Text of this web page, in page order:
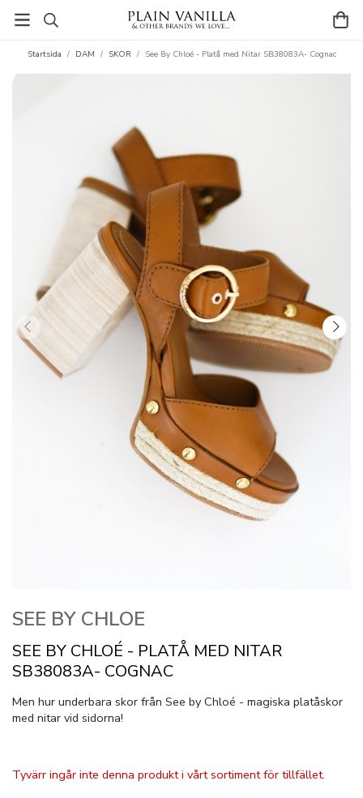
Startsida / DAM / SKOR / See By Chloé - Platå med Nitar SB38083A- Cognac
SEE BY CHLOE
SEE BY CHLOÉ - PLATÅ MED NITAR
SB38083A- COGNAC
Men hur underbara skor från See by Chloé - magiska platåskor
med nitar vid sidorna!
Tyvärr ingår inte denna produkt i vårt sortiment för tillfället.